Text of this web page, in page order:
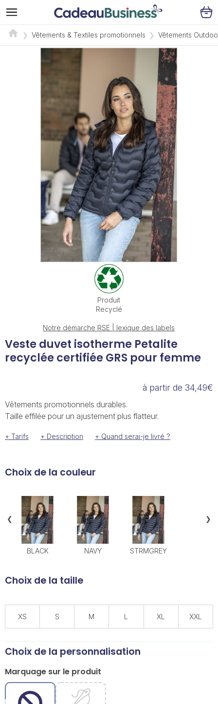
Vêtements & Textiles promotionnels Vêtements
Produit
Recyclé
Notre démarche RSE | lexique des labels
Veste duvet isotherme Petalite
recyclée certifiée GRS pour femme
à partir de 34,49€
Vêtements promotionnels durables.
Taille effilée pour un ajustement plus flatteur.
+ Tarifs + Description + Quand serai-je livré ?
Choix de la couleur
BLACK NAVY STRMGREY
❯
❮
Choix de la taille
XS S M L XL XXL
Choix de la personnalisation
Marquage sur le produit